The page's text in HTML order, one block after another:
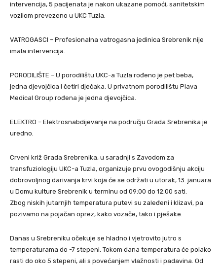
intervencija, 5 pacijenata je nakon ukazane pomoći, sanitetskim
vozilom prevezeno u UKC Tuzla.
VATROGASCI – Profesionalna vatrogasna jedinica Srebrenik nije
imala intervencija.
PORODILIŠTE – U porodilištu UKC-a Tuzla rođeno je pet beba,
jedna djevojčica i četiri dječaka. U privatnom porodilištu Plava
Medical Group rođena je jedna djevojčica.
ELEKTRO – Elektrosnabdijevanje na području Grada Srebrenika je
uredno.
Crveni križ Grada Srebrenika, u saradnji s Zavodom za
transfuziologiju UKC-a Tuzla, organizuje prvu ovogodišnju akciju
dobrovoljnog darivanja krvi koja će se održati u utorak, 13. januara
u Domu kulture Srebrenik u terminu od 09:00 do 12:00 sati.
Zbog niskih jutarnjih temperatura putevi su zaleđeni i klizavi, pa
pozivamo na pojačan oprez, kako vozače, tako i pješake.
Danas u Srebreniku očekuje se hladno i vjetrovito jutro s
temperaturama do -7 stepeni. Tokom dana temperatura će polako
rasti do oko 5 stepeni, ali s povećanjem vlažnosti i padavina. Od